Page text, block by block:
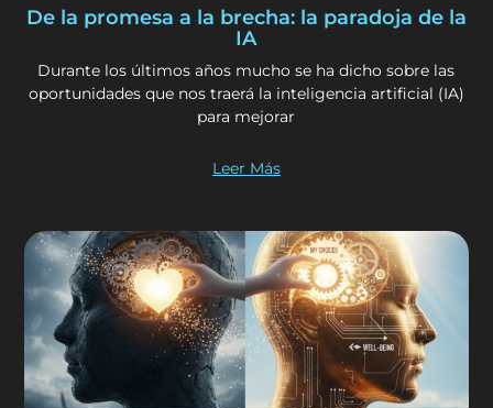
De la promesa a la brecha: la paradoja de la
IA
Durante los últimos años mucho se ha dicho sobre las
oportunidades que nos traerá la inteligencia artificial (IA)
para mejorar
Leer Más